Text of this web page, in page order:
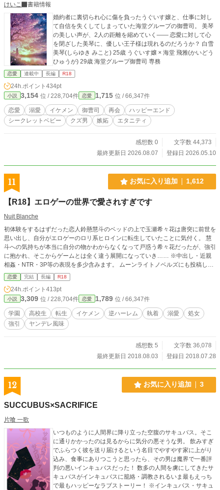
けいこ
書籍情報
婚約者に裏切られ心に傷を負ったうぐいす嬢と、仕事に対し
て自信を失くしてしまっていた海堂グループの御曹司。 美琴
の美しい声が、2人の距離を縮めていく―― 恋愛に対して心
を閉ざした美琴に、優しい王子様は現れるのだろうか？ 白雪
美琴(しらゆき みこと) 25歳 うぐいす嬢 × 海堂 飛雅(かいどう
ひゅうが) 29歳 海堂グループ御曹司 専務
恋愛 連載中 長編 R18
24h.ポイント 434pt
小説 3,154 位 / 228,704件 恋愛 1,715 位 / 66,347件
恋愛 溺愛 イケメン 御曹司 再会
ハッピーエンド
シークレットベビー
クズ男 嫉妬 エタニティ
感想数 0
文字数 44,373
最終更新日 2026.08.07
登録日 2026.05.10
11 お気に入り追加 1,612
【R18】エロゲーの世界で愛されすぎです
Nuit Blanche
初体験をするはずだった恋人鈴懸慧斗のベッドの上で玉瀬希々花は唐突に前世を
思い出し、自分がエロゲーのロリ系ヒロインに転生していたことに気付く。 慧
斗への気持ちが本当に自分の物かわからなくなって戸惑う希々花だったが、強引
に抱かれ、そこからゲームとは全く違う展開になっていき…… ※中出し・近親
相姦・NTR・3P等の表現を多少含みます。 ムーンライトノベルズにも投稿して
います。
恋愛 完結 長編 R18
24h.ポイント 413pt
小説 3,309 位 / 228,704件 恋愛 1,789 位 / 66,347件
学園 高校生 転生 イケメン 逆ハーレム 執着 溺愛
処女
強引
ヤンデレ風味
感想数 5
文字数 36,078
最終更新日 2018.08.03
登録日 2018.07.28
12 お気に入り追加 3
SUCCUBUS×SACRIFICE
片喰 一歌
いつものように人間界に降り立った空腹のサキュバス。そこ
に通りかかったのは見るからに気分の悪そうな男。 飲みすぎ
でふらつく彼を送り届けるという名目でやすやす家に上がり
込み、食事にありつこうと思ったら、その男は魔界で一番評
判の悪いインキュバスだった！ 数多の人間を虜にしてきたサ
キュバスがインキュバスに籠絡・調教されるいま最もえっち
で最もハッピーなラブストーリー！ ※インキュバス・サキュ